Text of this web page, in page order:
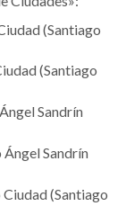
(Santiago
(Santiago
Sandrín
Ángel Sandrín
(Santiago